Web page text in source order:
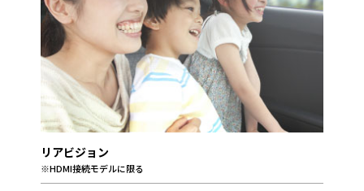
リアビジョン
※HDMI接続モデルに限る